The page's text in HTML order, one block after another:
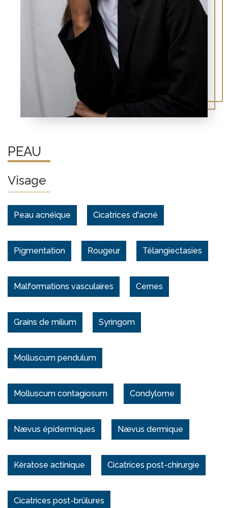
PEAU
Visage
Peau acnéique Cicatrices d'acné
Pigmentation Rougeur Télangiectasies
Malformations vasculaires Cernes
Grains de milium Syringom
Molluscum pendulum
Molluscum contagiosum Condylome
Nævus épidermiques Nævus dermique
Kératose actinique Cicatrices post-chirurgie
Cicatrices post-brûlures